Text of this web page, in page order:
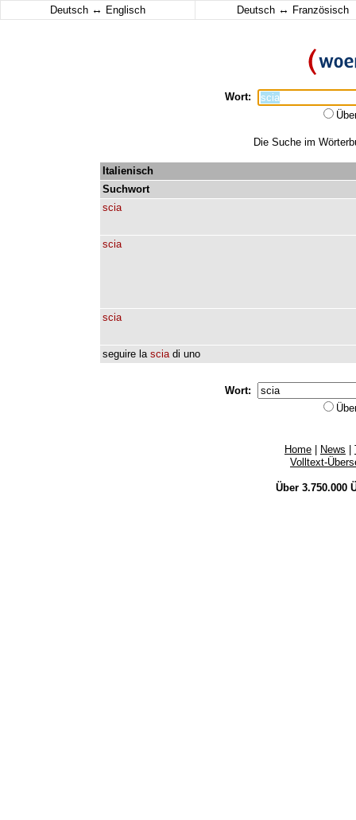
Deutsch ↔ Englisch Deutsch ↔ Französisch
Wort:
Die Suche im
Italienisch
Suchwort
scia
scia
scia
seguire la scia di uno
Wort:
Home News
Volltext-
Über 3.750.000